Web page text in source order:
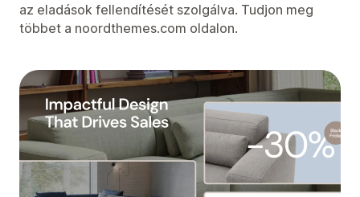
az eladások fellendítését szolgálva. Tudjon meg
többet a noordthemes.com oldalon.